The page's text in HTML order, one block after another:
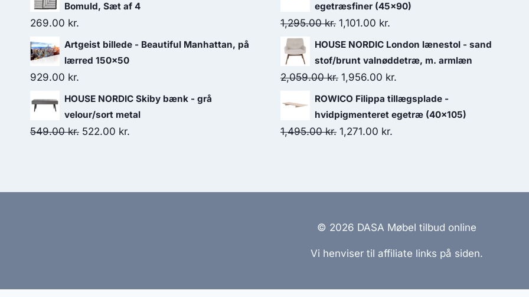
Bomuld, Sæt af 4
269.00 kr.
Artgeist billede - Beautiful Manhattan, på
lærred 150x50
929.00 kr.
HOUSE NORDIC Skiby bænk - grå
velour/sort metal
549.00kr. 522.00 kr.
egetræsfiner (45x90)
1,295.00kr. 1,101.00 kr.
HOUSE NORDIC London lænestol - sand
stof/brunt valnøddetræ, m. armlæn
2,059.00kr. 1,956.00 kr.
ROWICO Filippa tillægsplade -
hvidpigmenteret egetræ (40x105)
1,495.00kr. 1,271.00 kr.
© 2026 DASA Møbel tilbud online
Vi henviser til affiliate links på siden.